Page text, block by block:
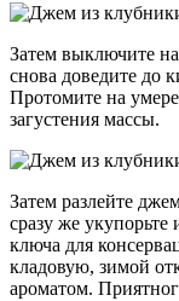
Затем выключите
снова доведите до
Протомите на
загустения массы.
Затем разлейте
сразу же
ключа для
кладовую, зимой
ароматом.